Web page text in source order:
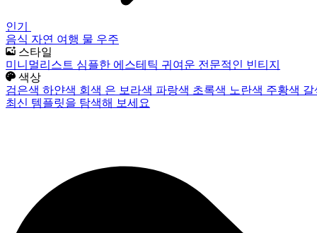
인기
음식 자연 여행 물 우주
스타일
미니멀리스트 심플한 에스테틱 귀여운 전문적인 빈티지
색상
검은색 하얀색 회색 은 보라색 파랑색 초록색 노란색 주황색
최신 템플릿을 탐색해 보세요